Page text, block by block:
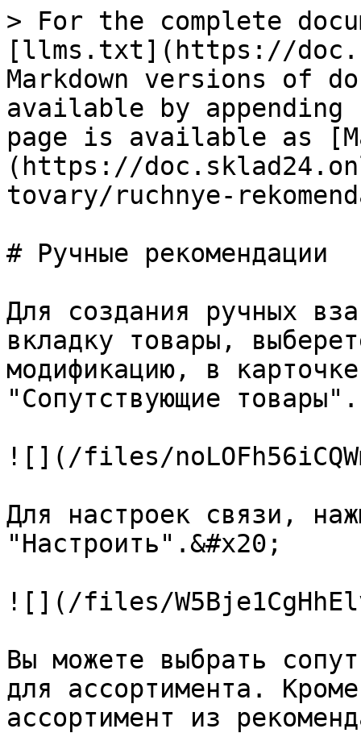
> For the complete
[llms.txt](https://
Markdown versions of
available by
page is available as
(https://
tovary/ruchnye-
# Ручные рекомендации
Для создания ручных
вкладку товары,
модификацию, в
"Сопутствующие товары".
![](/files/
Для настроек связи,
"Настроить".&#x20;
![](/files/
Вы можете выбрать
для ассортимента.
ассортимент из